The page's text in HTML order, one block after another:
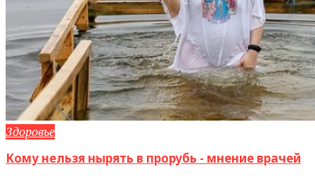
Здоровье
Кому нельзя нырять в прорубь - мнение врачей